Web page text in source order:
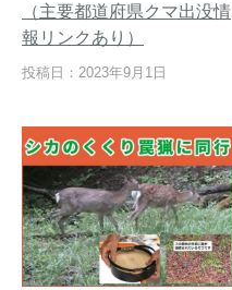
（主要都道府県クマ出没情
報リンクあり）
投稿日：2023年9月1日